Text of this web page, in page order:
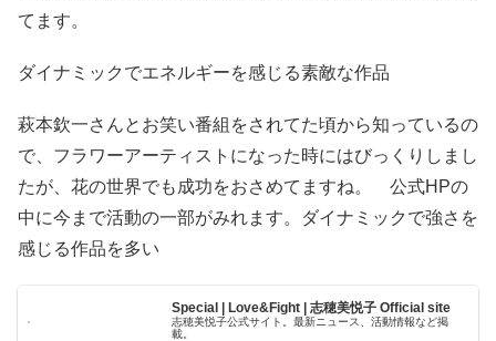
てます。
ダイナミックでエネルギーを感じる素敵な作品
萩本欽一さんとお笑い番組をされてた頃から知っているの
で、フラワーアーティストになった時にはびっくりしまし
たが、花の世界でも成功をおさめてますね。 公式HPの
中に今まで活動の一部がみれます。ダイナミックで強さを
感じる作品を多い
Special | Love&Fight | 志穂美悦子 Official site
志穂美悦子公式サイト。最新ニュース、活動情報など掲
載。